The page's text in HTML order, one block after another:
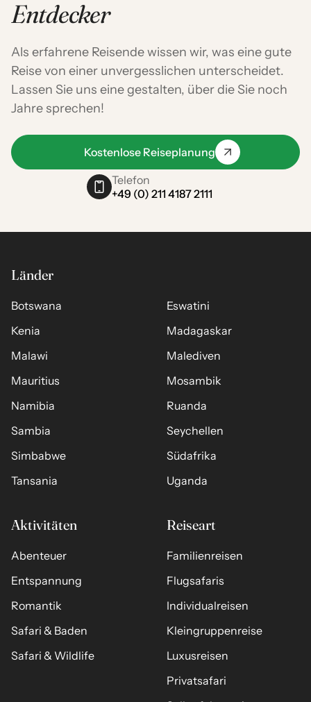
Entdecker
Als erfahrene Reisende wissen wir, was eine gute
Reise von einer unvergesslichen unterscheidet.
Lassen Sie uns eine gestalten, über die Sie noch
Jahre sprechen!
Kostenlose Reiseplanung
Telefon
+49 (0) 211 4187 2111
Länder
Botswana
Eswatini
Kenia
Madagaskar
Malawi
Malediven
Mauritius
Mosambik
Namibia
Ruanda
Sambia
Seychellen
Simbabwe
Südafrika
Tansania
Uganda
Aktivitäten
Abenteuer
Entspannung
Romantik
Safari & Baden
Safari & Wildlife
Reiseart
Familienreisen
Flugsafaris
Individualreisen
Kleingruppenreise
Luxusreisen
Privatsafari